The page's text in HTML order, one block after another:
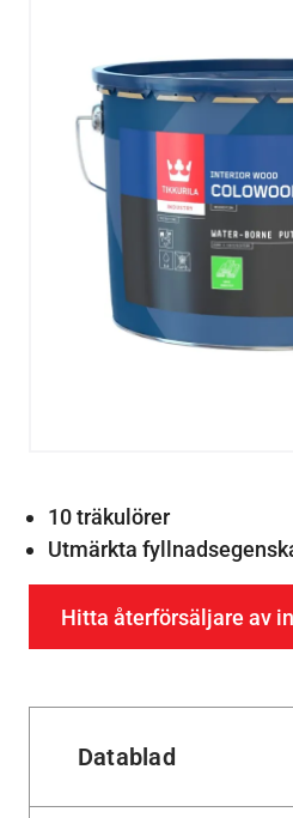
10 träkulörer
Utmärkta
Hitta återförsäljare av
Datablad